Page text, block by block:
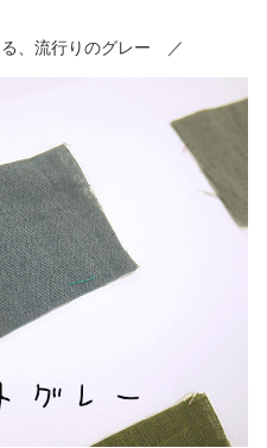
、流行りのグレー ／